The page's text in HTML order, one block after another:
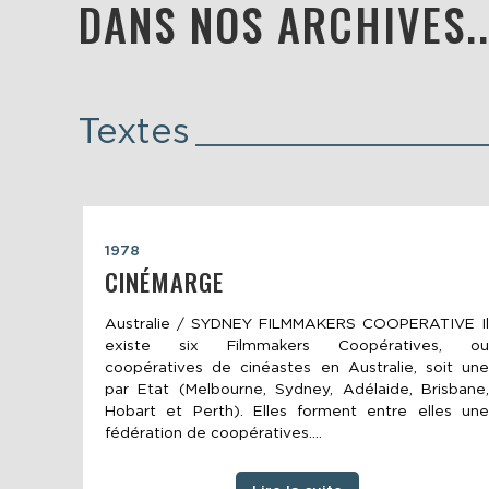
DANS NOS
Textes
1978
CINÉMARGE
Australie / SYDNEY FILMMAKERS COOPERATIVE Il
existe six Filmmakers Coopératives, ou
coopératives de cinéastes en Australie, soit une
par Etat (Melbourne, Sydney, Adélaide, Brisbane,
Hobart et Perth). Elles forment entre elles une
fédération de coopératives....